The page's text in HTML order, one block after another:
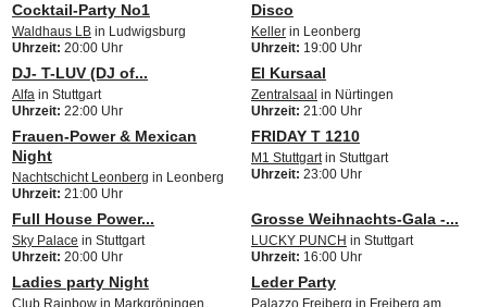
Cocktail-Party No1
Waldhaus LB in Ludwigsburg
Uhrzeit: 20:00 Uhr
Disco
Keller in Leonberg
Uhrzeit: 19:00 Uhr
DJ- T-LUV (DJ of...
Alfa in Stuttgart
Uhrzeit: 22:00 Uhr
El Kursaal
Zentralsaal in Nürtingen
Uhrzeit: 21:00 Uhr
Frauen-Power & Mexican
Night
Nachtschicht Leonberg in Leonberg
Uhrzeit: 21:00 Uhr
FRIDAY T 1210
M1 Stuttgartin Stuttgart
Uhrzeit: 23:00 Uhr
Full House Power...
Sky Palace in Stuttgart
Uhrzeit: 20:00 Uhr
Grosse Weihnachts-Gala -...
LUCKY PUNCH in Stuttgart
Uhrzeit: 16:00 Uhr
Ladies party Night
Club Rainbow in Markgröningen
Leder Party
Palazzo Freiberg in Freiberg am